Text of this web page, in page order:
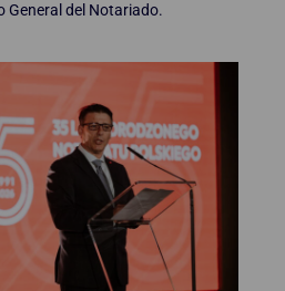
General del Notariado.